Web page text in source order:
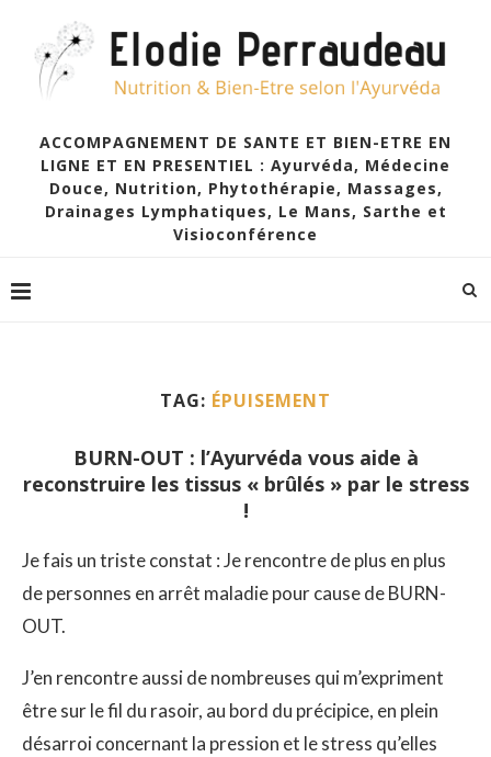
ACCOMPAGNEMENT DE SANTE ET BIEN-ETRE EN
LIGNE ET EN PRESENTIEL : Ayurvéda, Médecine
Douce, Nutrition, Phytothérapie, Massages,
Drainages Lymphatiques, Le Mans, Sarthe et
Visioconférence
TAG: ÉPUISEMENT
BURN-OUT : l’Ayurvéda vous aide à
reconstruire les tissus « brûlés » par le stress
!
Je fais un triste constat : Je rencontre de plus en plus
de personnes en arrêt maladie pour cause de BURN-
OUT.
J’en rencontre aussi de nombreuses qui m’expriment
être sur le fil du rasoir, au bord du précipice, en plein
désarroi concernant la pression et le stress qu’elles